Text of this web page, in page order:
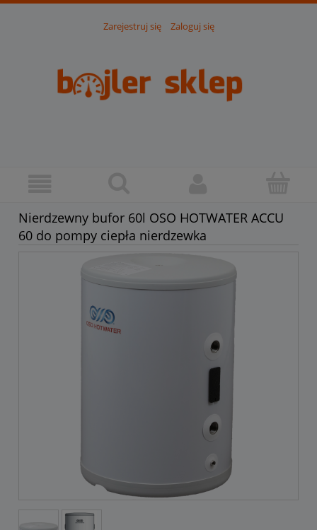
Zarejestruj się Zaloguj się
Nierdzewny bufor 60l OSO HOTWATER ACCU
60 do pompy ciepła nierdzewka